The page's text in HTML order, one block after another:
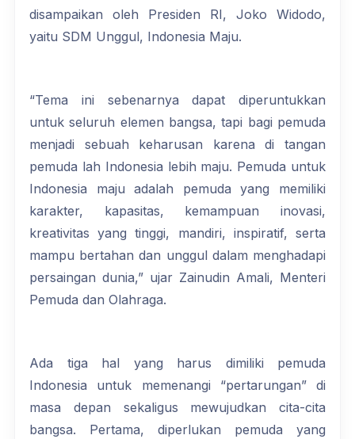
disampaikan oleh Presiden RI, Joko Widodo,
yaitu SDM Unggul, Indonesia Maju.
“Tema ini sebenarnya dapat diperuntukkan
untuk seluruh elemen bangsa, tapi bagi pemuda
menjadi sebuah keharusan karena di tangan
pemuda lah Indonesia lebih maju. Pemuda untuk
Indonesia maju adalah pemuda yang memiliki
karakter, kapasitas, kemampuan inovasi,
kreativitas yang tinggi, mandiri, inspiratif, serta
mampu bertahan dan unggul dalam menghadapi
persaingan dunia,” ujar Zainudin Amali, Menteri
Pemuda dan Olahraga.
Ada tiga hal yang harus dimiliki pemuda
Indonesia untuk memenangi “pertarungan” di
masa depan sekaligus mewujudkan cita-cita
bangsa. Pertama, diperlukan pemuda yang